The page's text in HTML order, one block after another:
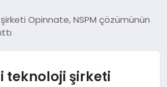
Opinnate, NSPM çözümünün
teknoloji şirketi